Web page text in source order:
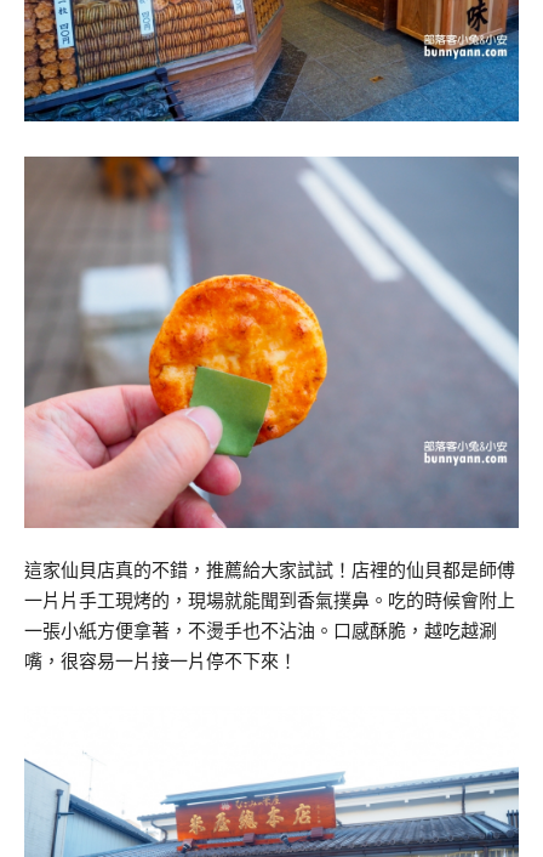
這家仙貝店真的不錯，推薦給大家試試！店裡的仙貝都是師傅
一片片手工現烤的，現場就能聞到香氣撲鼻。吃的時候會附上
一張小紙方便拿著，不燙手也不沾油。口感酥脆，越吃越涮
嘴，很容易一片接一片停不下來！